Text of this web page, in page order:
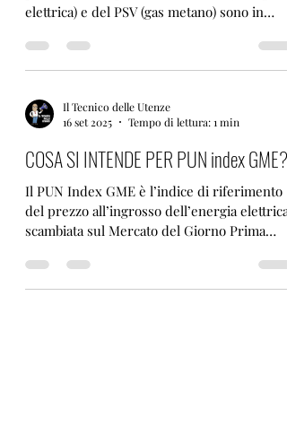
“Guerra e instabilità: i mercati sotto
pressione" Le quotazioni del PUN (energia
forte movimento. Il motivo ha un nome
preciso: Stretto di Hormuz . 📍 È uno snodo
strategico per il traffico di gas e petrolio via
puntato molto sulla diversificazione
trasportato via nave, torna a essere
vulnerabile: se le metaniere non
attraversano Hormuz, l’offerta g
Il Tecnico delle Utenze
16 set 2025
Tempo di lettura: 1 min
COSA SI INTENDE PER PUN index GME?
Il PUN Index GME è l’indice di riferimento
del prezzo all’ingrosso dell’energia elettrica
(MGP)...